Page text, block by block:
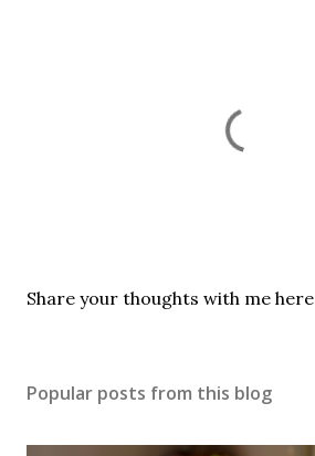
P
a
o
Share your thoughts with me here
Popular posts from this blog